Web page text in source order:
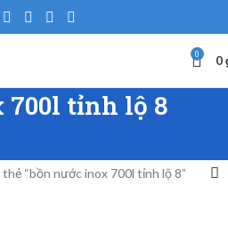
0 0
700l tỉnh lộ 8
“bồn nước inox 700l tỉnh lộ 8”